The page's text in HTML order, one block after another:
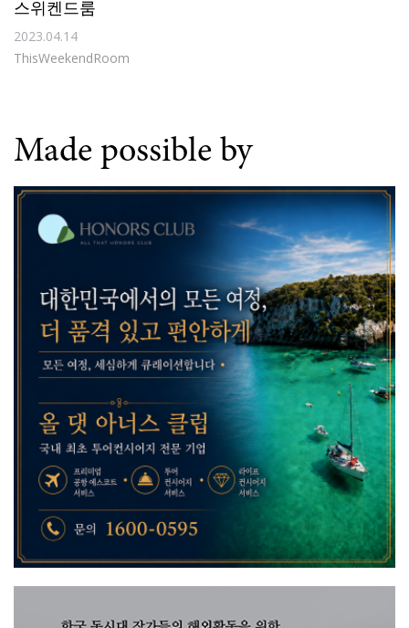
스위켄드룸
2023.04.14
ThisWeekendRoom
Made possible by